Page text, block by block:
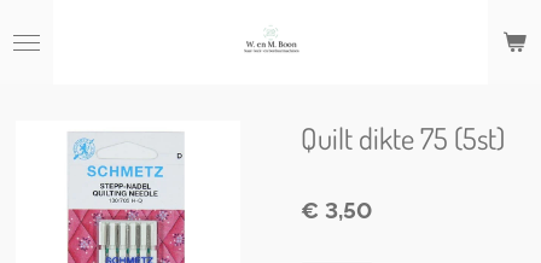
direct
hoofdinhoud
Quilt dikte 75 (5st)
€ 3,50